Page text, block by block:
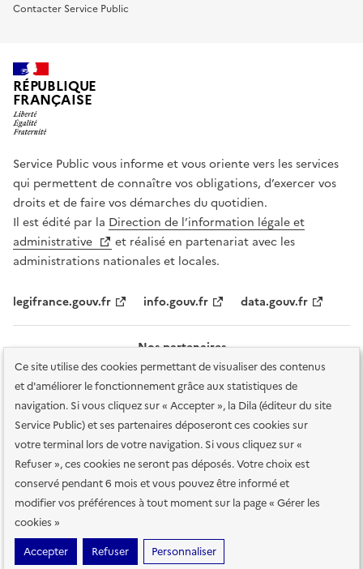
Ce site utilise des cookies permettant de visualiser des contenus
et d'améliorer le fonctionnement grâce aux statistiques de
navigation. Si vous cliquez sur « Accepter », la Dila (éditeur du site
Service Public) et ses partenaires déposeront ces cookies sur
votre terminal lors de votre navigation. Si vous cliquez sur «
Refuser », ces cookies ne seront pas déposés. Votre choix est
conservé pendant 6 mois et vous pouvez être informé et
modifier vos préférences à tout moment sur la page « Gérer les
cookies »
Accepter
Refuser Personnaliser
Contacter Service Public
RÉPUBLIQUE
FRANÇAISE
Service Public vous informe et vous oriente vers les services
qui permettent de connaître vos obligations, d’exercer vos
droits et de faire vos démarches du quotidien.
Il est édité par la Direction de l’information légale et
administrative
et réalisé en partenariat avec les
administrations nationales et locales.
legifrance.gouv.fr info.gouv.fr data.gouv.fr
Nos partenaires
Plan du site Accessibilité : totalement conforme
Accessibilité des
services en ligne Mentions légales Données personnelles et sécurité
Conditions générales d'utilisation Gestion des cookies
Sauf mention contraire, tous les contenus de ce site sont sous
etalab-2.0